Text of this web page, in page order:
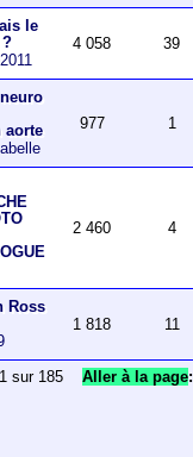
le
?
4 058 39
aorte
977 1
2 460 4
Ross
1 818 11
1 sur 185Aller à la page: